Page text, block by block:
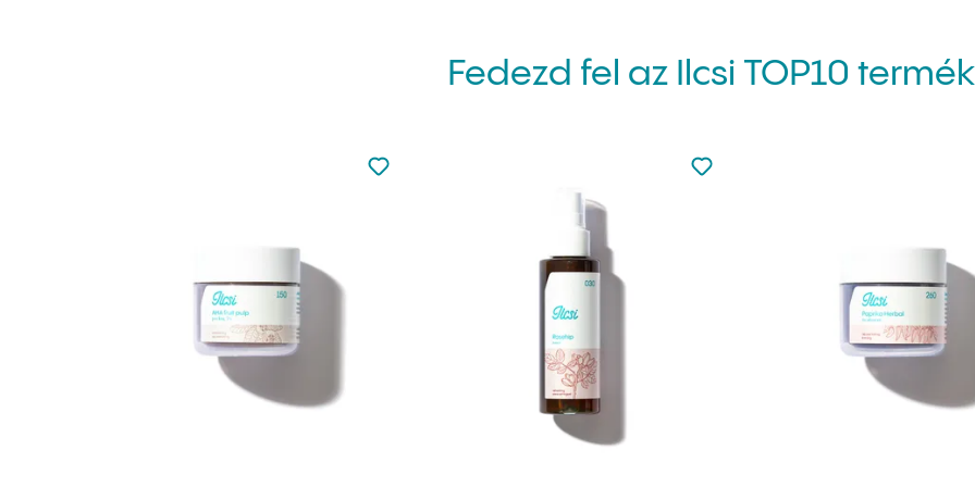
Fedezd fel az Ilcsi TOP10
Nincsen hozzáadva a kedvencekhez
Hozzáadás a kedvencekhez
Nincsen hozzáadva a
Hozzáadás a kedvencekhez